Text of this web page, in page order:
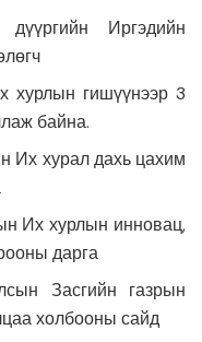
Иргэдийн
хурлын гишүүнээр 3
байна.
Их хурал дахь цахим
Их хурлын инновац,
дарга
Засгийн газрын
холбооны сайд